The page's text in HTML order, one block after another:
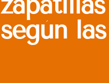
según